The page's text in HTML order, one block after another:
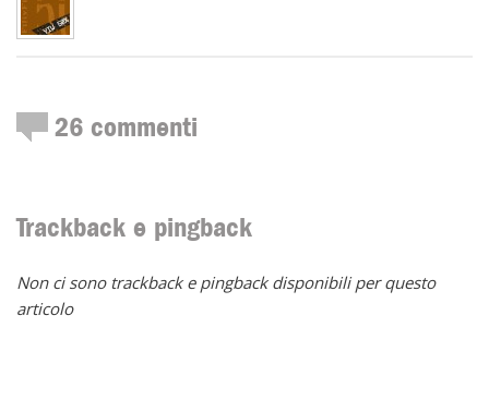
26 commenti
Trackback e pingback
Non ci sono trackback e pingback disponibili per questo
articolo